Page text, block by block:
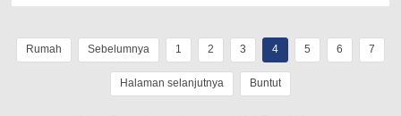
Rumah Sebelumnya 1 2 3 4 5 6 7
Halaman selanjutnya Buntut